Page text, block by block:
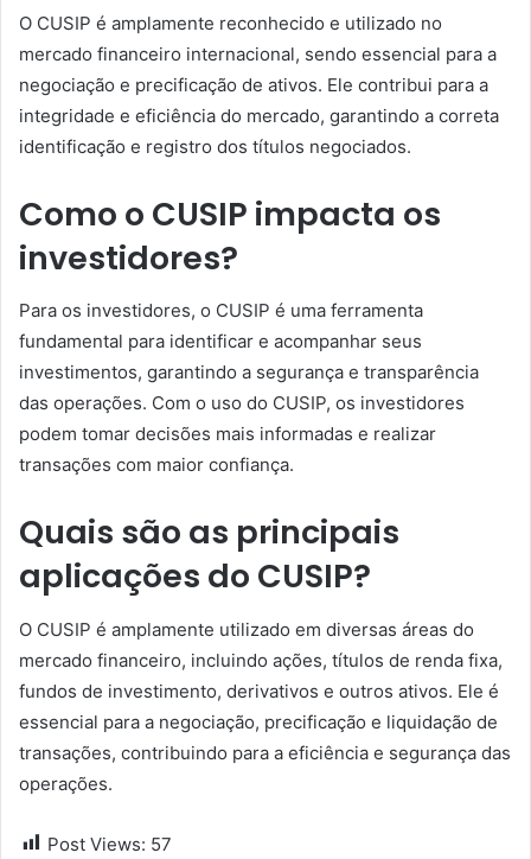
O CUSIP é amplamente reconhecido e utilizado no
mercado financeiro internacional, sendo essencial para a
negociação e precificação de ativos. Ele contribui para a
integridade e eficiência do mercado, garantindo a correta
identificação e registro dos títulos negociados.
Como o CUSIP impacta os
investidores?
Para os investidores, o CUSIP é uma ferramenta
fundamental para identificar e acompanhar seus
investimentos, garantindo a segurança e transparência
das operações. Com o uso do CUSIP, os investidores
podem tomar decisões mais informadas e realizar
transações com maior confiança.
Quais são as principais
aplicações do CUSIP?
O CUSIP é amplamente utilizado em diversas áreas do
mercado financeiro, incluindo ações, títulos de renda fixa,
fundos de investimento, derivativos e outros ativos. Ele é
essencial para a negociação, precificação e liquidação de
transações, contribuindo para a eficiência e segurança das
operações.
Post Views: 57